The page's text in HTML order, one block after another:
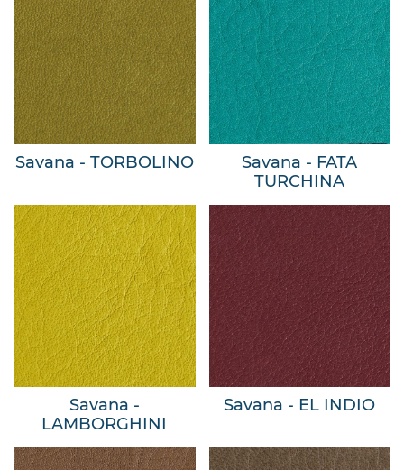
Savana - TORBOLINO
Savana - FATA
TURCHINA
Savana -
LAMBORGHINI
Savana - EL INDIO